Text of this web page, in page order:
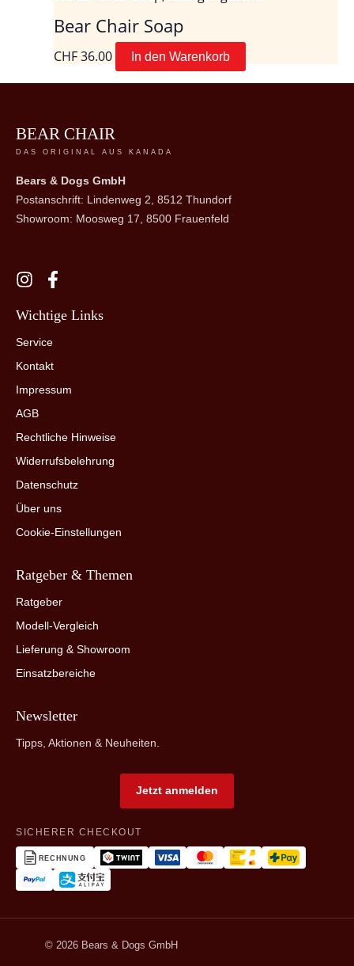
Bear Chair Soap
CHF36.00 In den Warenkorb
BEAR CHAIR
DAS ORIGINAL AUS KANADA
Bears & Dogs GmbH
Postanschrift: Lindenweg 2, 8512 Thundorf
Showroom: Moosweg 17, 8500 Frauenfeld
Wichtige Links
Service
Kontakt
Impressum
AGB
Rechtliche Hinweise
Widerrufsbelehrung
Datenschutz
Über uns
Cookie-Einstellungen
Ratgeber & Themen
Ratgeber
Modell-Vergleich
Lieferung & Showroom
Einsatzbereiche
Newsletter
Tipps, Aktionen & Neuheiten.
Jetzt anmelden
SICHERER CHECKOUT
RECHNUNG
© 2026 Bears & Dogs GmbH